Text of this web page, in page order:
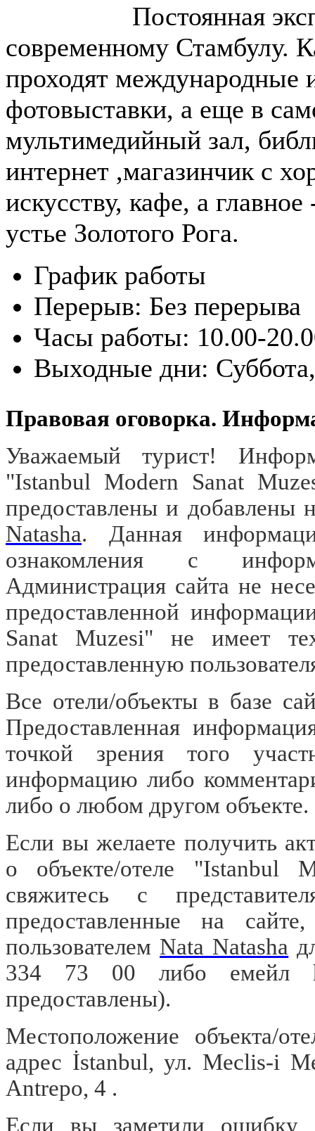
Постоянная
современному Стамбулу.
проходят международные
фотовыставки, а еще в
мультимедийный зал,
интернет ,магазинчик с
искусству, кафе, а
устье Золотого Рога.
График работы
Перерыв: Без перерыва
Часы работы: 10.00-
Выходные дни:
Правовая оговорка.
Уважаемый турист!
"Istanbul Modern Sanat
предоставлены и добавлены
Natasha. Данная
ознакомления с
Администрация сайта не
предоставленной
Sanat Muzesi" не имеет
предоставленную
Все отели/объекты в базе
Предоставленная
точкой зрения того
информацию либо
либо о любом другом объекте.
Если вы желаете получить
о объекте/отеле "Istanbul
свяжитесь с
предоставленные на
пользователем Nata Natasha
334 73 00 либо емейл
предоставлены).
Местоположение объекта/
адрес İstanbul, ул. Meclis-i
Antrepo, 4 .
Если вы заметили ошибку,